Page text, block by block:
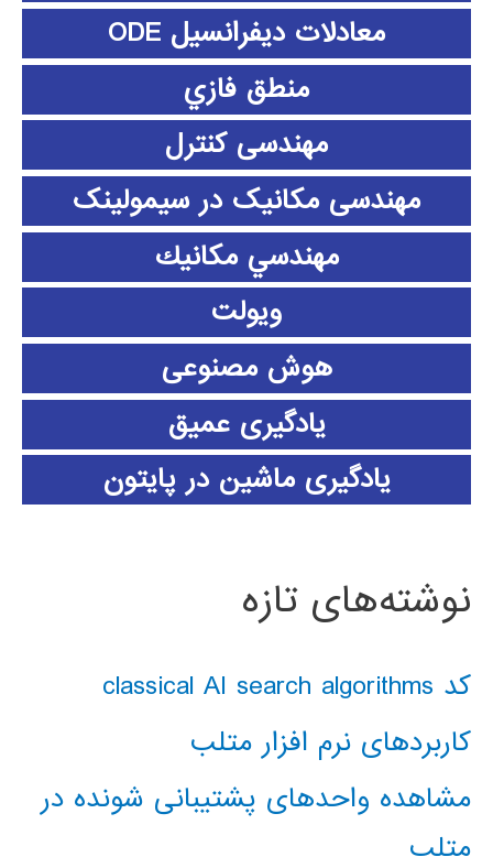
معادلات دیفرانسیل ODE
منطق فازي
مهندسی کنترل
مهندسی مکانیک در سیمولینک
مهندسي مكانيك
ویولت
هوش مصنوعی
یادگیری عمیق
یادگیری ماشین در پایتون
نوشته‌های تازه
کد classical AI search algorithms
کاربردهای نرم افزار متلب
مشاهده واحدهای پشتیبانی شونده در
متلب